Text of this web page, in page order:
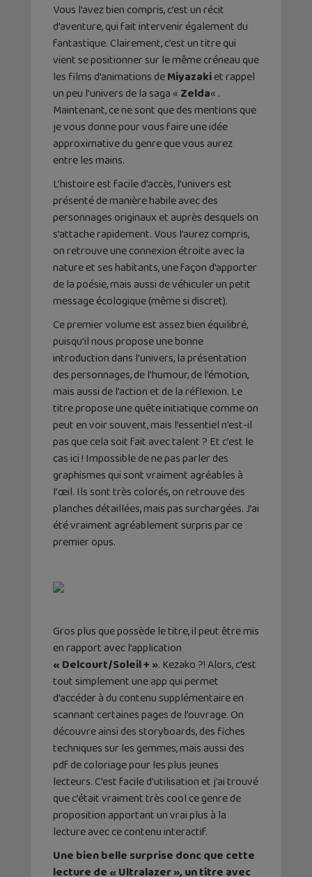
Vous l’avez bien compris, c’est un récit
d’aventure, qui fait intervenir également du
fantastique. Clairement, c’est un titre qui
vient se positionner sur le même créneau que
les films d’animations deMiyazakiet rappel
un peu l’univers de la saga « Zelda« .
Maintenant, ce ne sont que des mentions que
je vous donne pour vous faire une idée
approximative du genre que vous aurez
entre les mains.
L’histoire est facile d’accès, l’univers est
présenté de manière habile avec des
personnages originaux et auprès desquels on
s’attache rapidement. Vous l’aurez compris,
on retrouve une connexion étroite avec la
nature et ses habitants, une façon d’apporter
de la poésie, mais aussi de véhiculer un petit
message écologique (même si discret).
Ce premier volume est assez bien équilibré,
puisqu’il nous propose une bonne
introduction dans l’univers, la présentation
des personnages, de l’humour, de l’émotion,
mais aussi de l’action et de la réflexion. Le
titre propose une quête initiatique comme on
peut en voir souvent, mais l’essentiel n’est-il
pas que cela soit fait avec talent ? Et c’est le
cas ici ! Impossible de ne pas parler des
graphismes qui sont vraiment agréables à
l’œil. Ils sont très colorés, on retrouve des
planches détaillées, mais pas surchargées. J’ai
été vraiment agréablement surpris par ce
premier opus.
Gros plus que possède le titre, il peut être mis
en rapport avec l’application
« Delcourt/Soleil + ». Kezako ?! Alors, c’est
tout simplement une app qui permet
d’accéder à du contenu supplémentaire en
scannant certaines pages de l’ouvrage. On
découvre ainsi des storyboards, des fiches
techniques sur les gemmes, mais aussi des
pdf de coloriage pour les plus jeunes
lecteurs. C’est facile d’utilisation et j’ai trouvé
que c’était vraiment très cool ce genre de
proposition apportant un vrai plus à la
lecture avec ce contenu interactif.
Une bien belle surprise donc que cette
lecture de « Ultralazer », un titre avec